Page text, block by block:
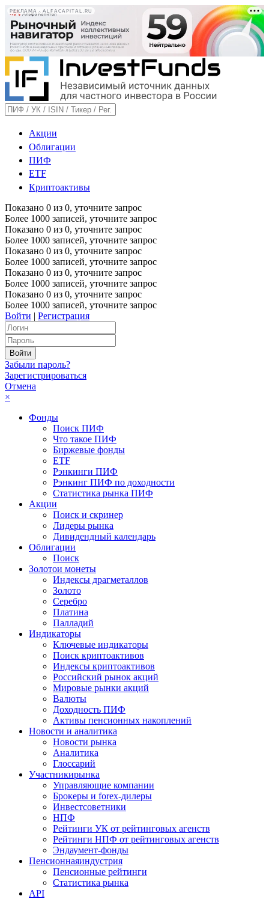
РЕКЛАМА • ALFACAPITAL.RU
Акции
Облигации
ПИФ
ETF
Криптоактивы
Показано 0 из 0, уточните запрос
Более 1000 записей, уточните запрос
Показано 0 из 0, уточните запрос
Более 1000 записей, уточните запрос
Показано 0 из 0, уточните запрос
Более 1000 записей, уточните запрос
Показано 0 из 0, уточните запрос
Более 1000 записей, уточните запрос
Показано 0 из 0, уточните запрос
Более 1000 записей, уточните запрос
Войти | Регистрация
Забыли пароль?
Зарегистрироваться
Отмена
×
Фонды
Поиск ПИФ
Что такое ПИФ
Биржевые фонды
ETF
Рэнкинги ПИФ
Рэнкинг ПИФ по доходности
Статистика рынка ПИФ
Акции
Поиск и скринер
Лидеры рынка
Дивидендный календарь
Облигации
Поиск
Золотои монеты
Индексы драгметаллов
Золото
Серебро
Платина
Палладий
Индикаторы
Ключевые индикаторы
Поиск криптоактивов
Индексы криптоактивов
Российский рынок акций
Мировые рынки акций
Валюты
Доходность ПИФ
Активы пенсионных накоплений
Новости и аналитика
Новости рынка
Аналитика
Глоссарий
Участникирынка
Управляющие компании
Брокеры и forex-дилеры
Инвестсоветники
НПФ
Рейтинги УК от рейтинговых агенств
Рейтинги НПФ от рейтинговых агенств
Эндаумент-фонды
Пенсионнаяиндустрия
Пенсионные рейтинги
Статистика рынка
API